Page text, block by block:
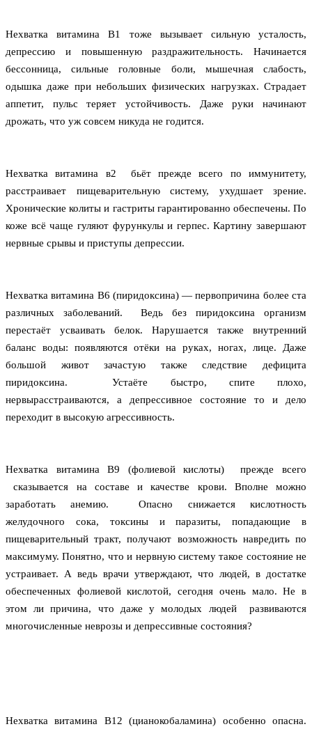
Нехватка витамина В1 тоже вызывает сильную усталость,
депрессию и повышенную раздражительность. Начинается
бессонница, сильные головные боли, мышечная слабость,
одышка даже при небольших физических нагрузках. Страдает
аппетит, пульс теряет устойчивость. Даже руки начинают
дрожать, что уж совсем никуда не годится.
Нехватка витамина в2  бьёт прежде всего по иммунитету,
расстраивает пищеварительную систему, ухудшает зрение.
Хронические колиты и гастриты гарантированно обеспечены. По
коже всё чаще гуляют фурункулы и герпес. Картину завершают
нервные срывы и приступы депрессии.
Нехватка витамина В6 (пиридоксина) — первопричина более ста
различных заболеваний.  Ведь без пиридоксина организм
перестаёт усваивать белок. Нарушается также внутренний
баланс воды: появляются отёки на руках, ногах, лице. Даже
большой живот зачастую также следствие дефицита
пиридоксина.  Устаёте быстро, спите плохо,
нервырасстраиваются, а депрессивное состояние то и дело
переходит в высокую агрессивность.
Нехватка витамина В9 (фолиевой кислоты)  прежде всего
сказывается на составе и качестве крови. Вполне можно
заработать анемию.  Опасно снижается кислотность
желудочного сока, токсины и паразиты, попадающие в
пищеварительный тракт, получают возможность навредить по
максимуму. Понятно, что и нервную систему такое состояние не
устраивает. А ведь врачи утверждают, что людей, в достатке
обеспеченных фолиевой кислотой, сегодня очень мало. Не в
этом ли причина, что даже у молодых людей  развиваются
многочисленные неврозы и депрессивные состояния?
Нехватка витамина В12 (цианокобаламина) особенно опасна.